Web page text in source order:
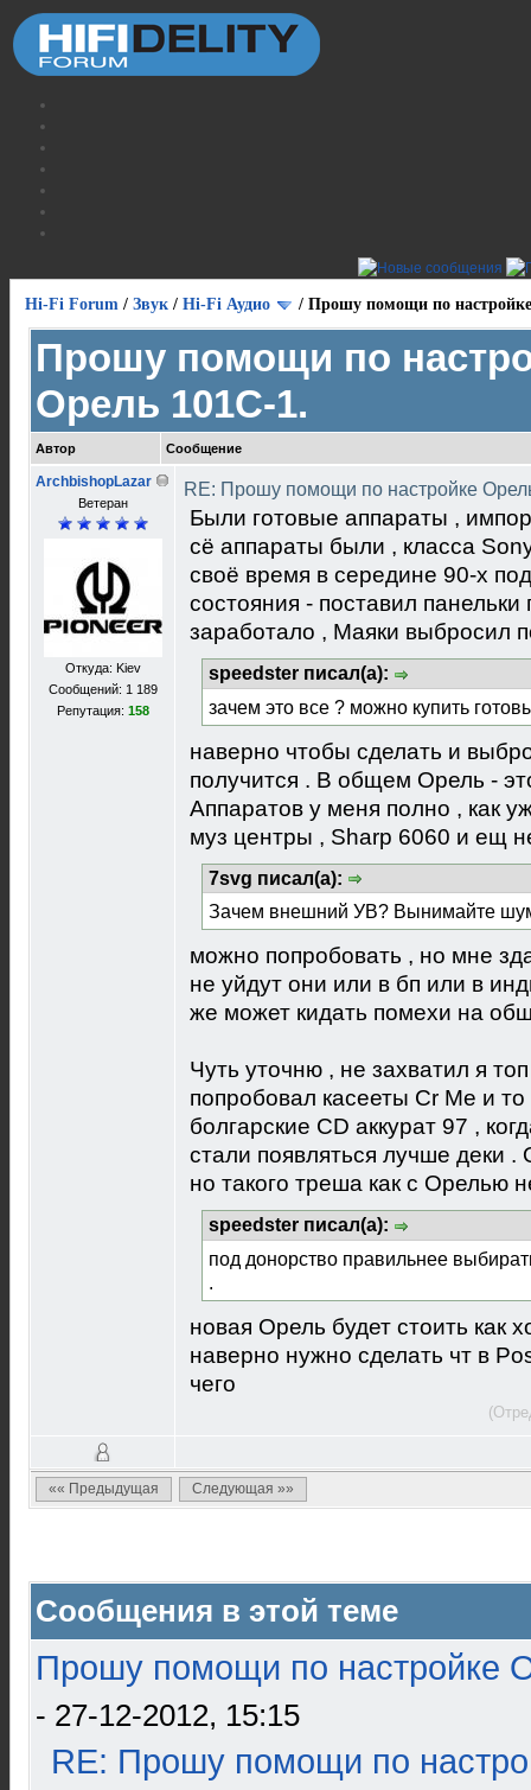
Hi-Fi Forum / Звук / Hi-Fi Аудио / Прошу помощи по
Прошу помощи по
Орель 101С-1.
Автор Сообщение
ArchbishopLazar
Ветеран
Откуда: Kiev
Сообщений: 1 189
Репутация: 158
RE: Прошу помощи по настройке
Были готовые аппараты ,
сё аппараты были , класса
своё время в середине 90-х
состояния - поставил
заработало , Маяки выбросил
speedster писал(а):
зачем это все ? можно купить
наверно чтобы сделать и
получится . В общем Орель -
Аппаратов у меня полно , как
муз центры , Sharp 6060 и ещ
7svg писал(а):
Зачем внешний УВ? Вынимайте
можно попробовать , но мне
не уйдут они или в бп или в
же может кидать помехи на
Чуть уточню , не захватил я
попробовал касееты Cr Me и
болгарские CD аккурат 97 ,
стали появляться лучше деки
но такого треша как с Орелью
speedster писал(а):
под донорство правильнее
.
новая Орель будет стоить как
наверно нужно сделать чт в
чего
«« Предыдущая Следующая »»
Сообщения в этой теме
Прошу помощи по настройке
- 27-12-2012, 15:15
RE: Прошу помощи по